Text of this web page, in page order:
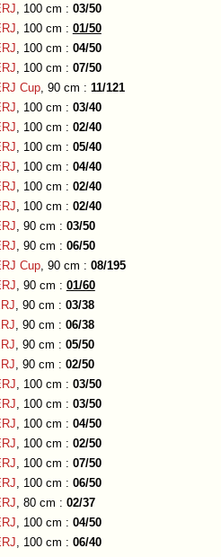
, 100 cm : 03/50
, 100 cm : 01/50
, 100 cm : 04/50
, 100 cm : 07/50
Cup, 90 cm : 11/121
, 100 cm : 03/40
, 100 cm : 02/40
, 100 cm : 05/40
, 100 cm : 04/40
, 100 cm : 02/40
, 100 cm : 02/40
, 90 cm : 03/50
, 90 cm : 06/50
Cup, 90 cm : 08/195
, 90 cm : 01/60
, 90 cm : 03/38
, 90 cm : 06/38
, 90 cm : 05/50
, 90 cm : 02/50
, 100 cm : 03/50
, 100 cm : 03/50
, 100 cm : 04/50
, 100 cm : 02/50
, 100 cm : 07/50
, 100 cm : 06/50
, 80 cm : 02/37
, 100 cm : 04/50
, 100 cm : 06/40